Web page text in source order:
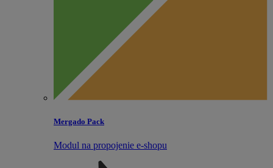
Mergado Pack
Modul na propojenie e‑shopu